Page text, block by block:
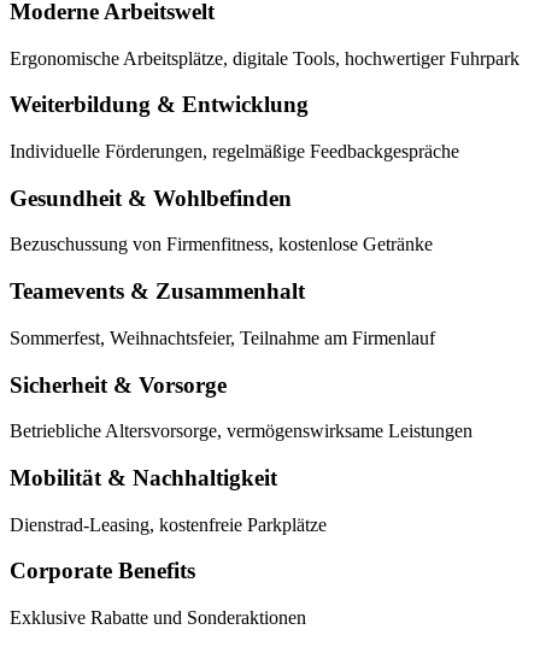
Moderne Arbeitswelt
Ergonomische Arbeitsplätze, digitale Tools, hochwertiger Fuhrpark
Weiterbildung & Entwicklung
Individuelle Förderungen, regelmäßige Feedbackgespräche
Gesundheit & Wohlbefinden
Bezuschussung von Firmenfitness, kostenlose Getränke
Teamevents & Zusammenhalt
Sommerfest, Weihnachtsfeier, Teilnahme am Firmenlauf
Sicherheit & Vorsorge
Betriebliche Altersvorsorge, vermögenswirksame Leistungen
Mobilität & Nachhaltigkeit
Dienstrad-Leasing, kostenfreie Parkplätze
Corporate Benefits
Exklusive Rabatte und Sonderaktionen